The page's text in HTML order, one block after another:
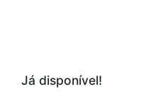
Já disponível!